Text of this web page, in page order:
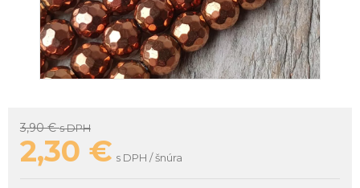
3,90 €s DPH
2,30 € s DPH / šnúra